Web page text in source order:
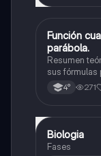
Matemáticas
Función
parábola.
Resumen
sus fórmulas
como
forma
4° 271
Biología
Biologia
Fases